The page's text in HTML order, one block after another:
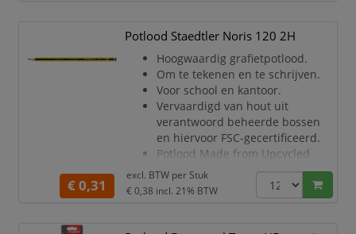
gecertificeerde wouden.
hoge breukvastheid.
Potlood Staedtler Noris 120 2H
Hoogwaardig grafietpotlood.
Om te tekenen en te schrijven.
Voor school en kantoor.
Vervaardigd van hout uit
verantwoord beheerde bossen
en hiervoor FSC-gecertificeerd.
Potlood Made from Upcycled
Wood.
Verantwoord gebruik van
€ 0,31
excl. BTW per Stuk
€ 0,38 incl. 21% BTW